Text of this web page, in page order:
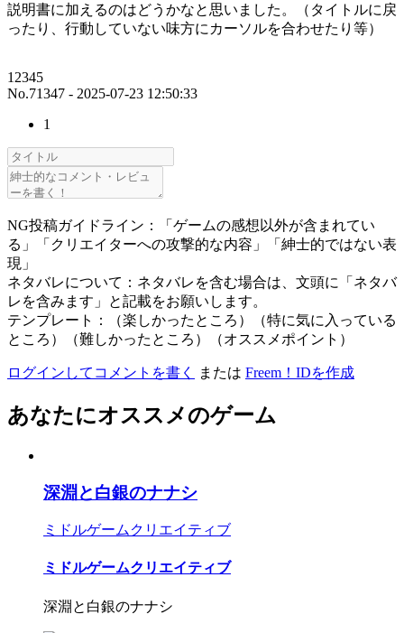
説明書に加えるのはどうかなと思いました。（タイトルに戻
ったり、行動していない味方にカーソルを合わせたり等）
12345
No.71347 - 2025-07-23 12:50:33
1
NG投稿ガイドライン：「ゲームの感想以外が含まれてい
る」「クリエイターへの攻撃的な内容」「紳士的ではない表
現」
ネタバレについて：ネタバレを含む場合は、文頭に「ネタバ
レを含みます」と記載をお願いします。
テンプレート：（楽しかったところ）（特に気に入っている
ところ）（難しかったところ）（オススメポイント）
ログインしてコメントを書く または Freem！IDを作成
あなたにオススメのゲーム
深淵と白銀のナナシ
ミドルゲームクリエイティブ
ミドルゲームクリエイティブ
深淵と白銀のナナシ